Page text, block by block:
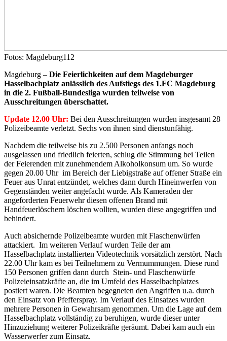
Fotos: Magdeburg112
Magdeburg – Die Feierlichkeiten auf dem Magdeburger
Hasselbachplatz anlässlich des Aufstiegs des 1.FC Magdeburg
in die 2. Fußball-Bundesliga wurden teilweise von
Ausschreitungen überschattet.
Update 12.00 Uhr: Bei den Ausschreitungen wurden insgesamt 28
Polizeibeamte verletzt. Sechs von ihnen sind dienstunfähig.
Nachdem die teilweise bis zu 2.500 Personen anfangs noch
ausgelassen und friedlich feierten, schlug die Stimmung bei Teilen
der Feierenden mit zunehmendem Alkoholkonsum um. So wurde
gegen 20.00 Uhr im Bereich der Liebigstraße auf offener Straße ein
Feuer aus Unrat entzündet, welches dann durch Hineinwerfen von
Gegenständen weiter angefacht wurde. Als Kameraden der
angeforderten Feuerwehr diesen offenen Brand mit
Handfeuerlöschern löschen wollten, wurden diese angegriffen und
behindert.
Auch absichernde Polizeibeamte wurden mit Flaschenwürfen
attackiert. Im weiteren Verlauf wurden Teile der am
Hasselbachplatz installierten Videotechnik vorsätzlich zerstört. Nach
22.00 Uhr kam es bei Teilnehmern zu Vermummungen. Diese rund
150 Personen griffen dann durch Stein- und Flaschenwürfe
Polizeieinsatzkräfte an, die im Umfeld des Hasselbachplatzes
postiert waren. Die Beamten begegneten den Angriffen u.a. durch
den Einsatz von Pfefferspray. Im Verlauf des Einsatzes wurden
mehrere Personen in Gewahrsam genommen. Um die Lage auf dem
Hasselbachplatz vollständig zu beruhigen, wurde dieser unter
Hinzuziehung weiterer Polizeikräfte geräumt. Dabei kam auch ein
Wasserwerfer zum Einsatz.